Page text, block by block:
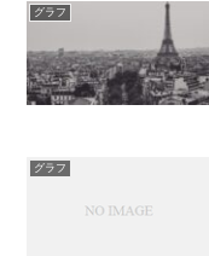
グラフ
グラフ